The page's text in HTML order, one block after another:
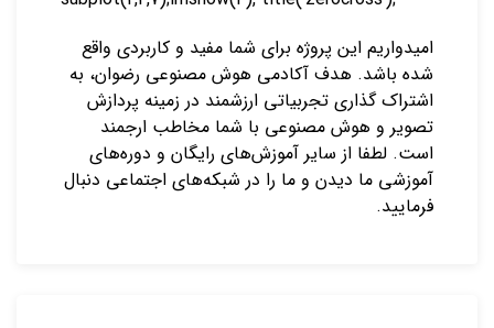
امیدواریم این پروژه برای شما مفید و کاربردی واقع
شده باشد. هدف آکادمی هوش مصنوعی رضوان، به
اشتراک ‌گذاری تجربیاتی ارزشمند در زمینه پردازش
تصویر و هوش مصنوعی با شما مخاطب ارجمند
است. لطفا از سایر آموزش‌های رایگان و دوره‌های
آموزشی ما دیدن و ما را در شبکه‌های اجتماعی دنبال
فرمایید.